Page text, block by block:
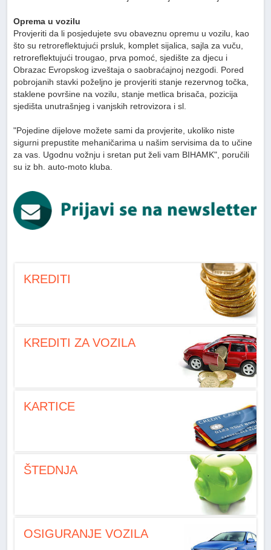
Oprema u vozilu
Provjeriti da li posjedujete svu obaveznu opremu u vozilu, kao
što su retroreflektujući prsluk, komplet sijalica, sajla za vuču,
retroreflektujući trougao, prva pomoć, sjedište za djecu i
Obrazac Evropskog izveštaja o saobraćajnoj nezgodi. Pored
pobrojanih stavki poželjno je provjeriti stanje rezervnog točka,
staklene površine na vozilu, stanje metlica brisača, pozicija
sjedišta unutrašnjeg i vanjskih retrovizora i sl.
"Pojedine dijelove možete sami da provjerite, ukoliko niste
sigurni prepustite mehaničarima u našim servisima da to učine
za vas. Ugodnu vožnju i sretan put želi vam BIHAMK", poručili
su iz bh. auto-moto kluba.
KREDITI
KREDITI ZA VOZILA
KARTICE
ŠTEDNJA
OSIGURANJE VOZILA